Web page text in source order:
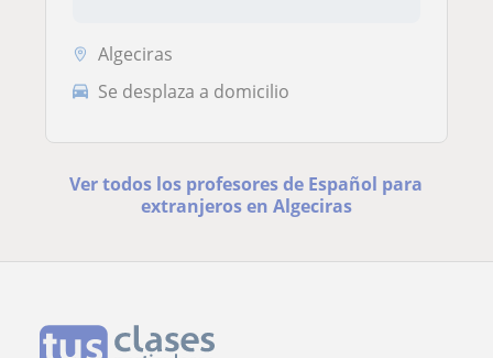
Algeciras
Se desplaza a domicilio
Ver todos los profesores de Español para
extranjeros en Algeciras